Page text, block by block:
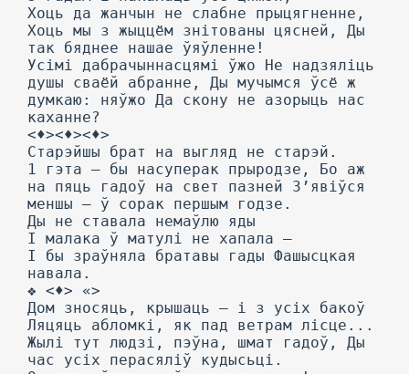
Хоць да жанчын не слабне прыцягненне,
Хоць мы з жыццём знітованы цясней, Ды
так бяднее нашае ўяўленне!
Усімі дабрачыннасцямі ўжо He надзяліць
душы сваёй абранне, Ды мучымся ўсё ж
думкаю: няўжо Да скону не азорыць нас
каханне?
<♦><♦><♦>
Старэйшы брат на выгляд не старэй.
1 гэта — бы насуперак прыродзе, Бо аж
на пяць гадоў на свет пазней З’явіўся
меншы — ў сорак першым годзе.
Ды не ставала немаўлю яды
I малака ў матулі не хапала —
I бы зраўняла братавы гады Фашысцкая
навала.
❖ <♦> «>
Дом зносяць, крышаць — і з усіх бакоў
Ляцяць абломкі, як пад ветрам лісце...
Жылі тут людзі, пэўна, шмат гадоў, Ды
час усіх перасяліў кудысьці.